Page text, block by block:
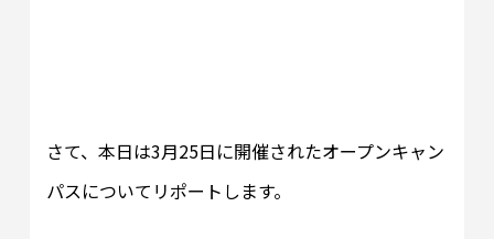
さて、本日は3月25日に開催されたオープンキャン
パスについてリポートします。